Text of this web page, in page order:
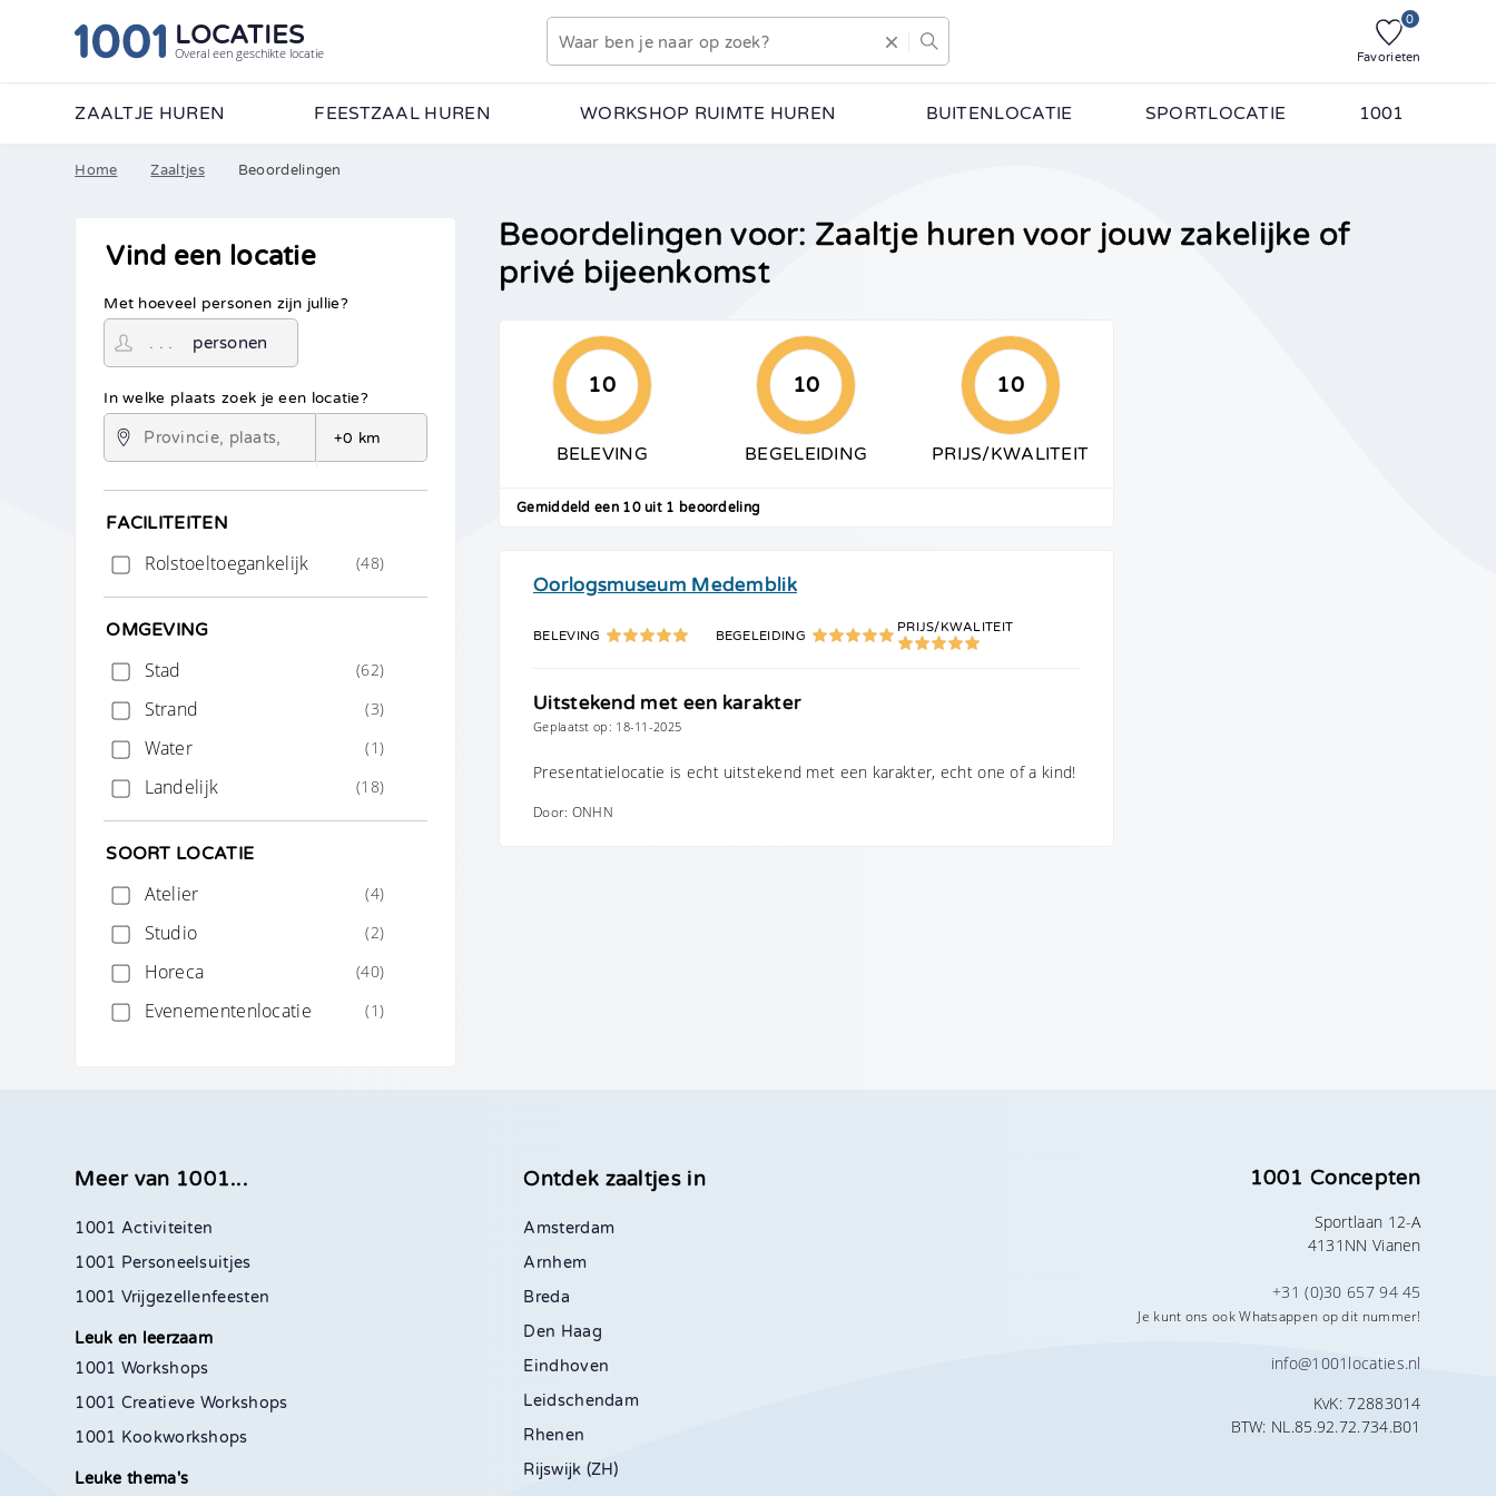
LOCATIES
Overal een geschikte locatie
0
Favorieten
ZAALTJE HUREN FEESTZAAL HUREN WORKSHOP RUIMTE HUREN BUITENLOCATIE SPORTLOCATIE 1001
Home Zaaltjes Beoordelingen
Vind een locatie
Met hoeveel personen zijn jullie?
personen
In welke plaats zoek je een locatie?
FACILITEITEN
Rolstoeltoegankelijk (48)
OMGEVING
Stad (62)
Strand (3)
Water (1)
Landelijk (18)
SOORT LOCATIE
Atelier (4)
Studio (2)
Horeca (40)
Evenementenlocatie (1)
Beoordelingen voor: Zaaltje huren voor jouw zakelijke of
privé bijeenkomst
10
BELEVING
10
BEGELEIDING
10
PRIJS/KWALITEIT
Gemiddeld een 10 uit 1 beoordeling
Oorlogsmuseum Medemblik
BELEVING BEGELEIDING
PRIJS/KWALITEIT
Uitstekend met een karakter
Geplaatst op: 18-11-2025
Presentatielocatie is echt uitstekend met een karakter, echt one of a kind!
Door: ONHN
Meer van 1001...
1001 Activiteiten
1001 Personeelsuitjes
1001 Vrijgezellenfeesten
Leuk en leerzaam
1001 Workshops
1001 Creatieve Workshops
1001 Kookworkshops
Leuke thema's
Ontdek zaaltjes in
Amsterdam
Arnhem
Breda
Den Haag
Eindhoven
Leidschendam
Rhenen
Rijswijk (ZH)
1001 Concepten
Sportlaan 12-A
4131NN Vianen
+31 (0)30 657 94 45
Je kunt ons ook Whatsappen op dit nummer!
info@1001locaties.nl
KvK: 72883014
BTW: NL.85.92.72.734.B01